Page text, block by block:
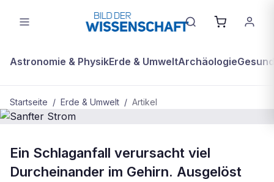
Astronomie & PhysikErde & UmweltArchäologie
Startseite / Erde & Umwelt / Artikel
ERDE & UMWELT
Sanfter Strom
Ein Schlaganfall verursacht viel
Durcheinander im Gehirn. Ausgelöst